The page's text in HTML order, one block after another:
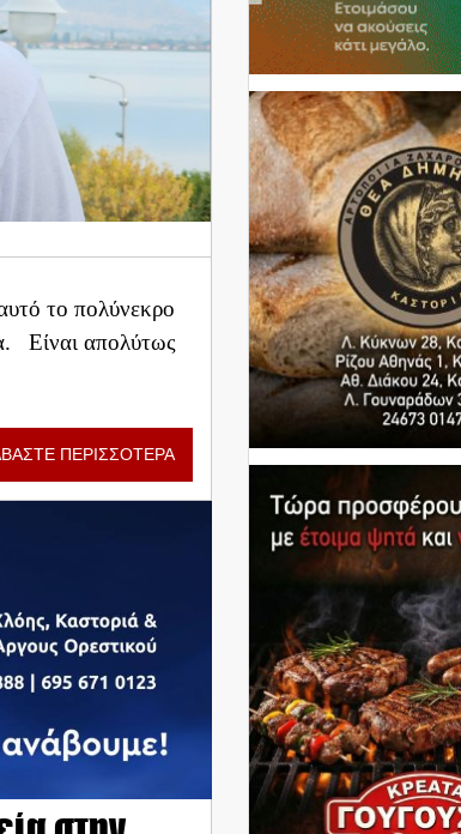
το πολύνεκρο
Είναι απολύτως
ΠΕΡΙΣΣΟΤΕΡΑ